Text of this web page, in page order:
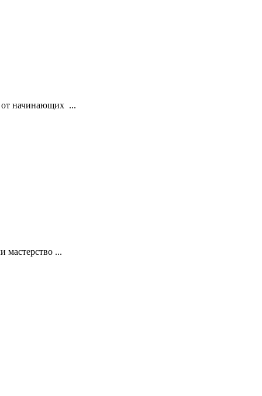
от начинающих ...
мастерство ...